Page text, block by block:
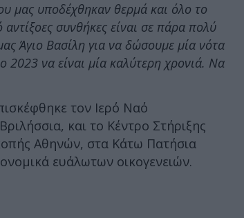
μας υποδέχθηκαν θερμά και όλο το
συνθήκες είναι σε πάρα πολύ
Άγιο Βασίλη για να δώσουμε μία νότα
2023 να είναι μία καλύτερη χρονιά. Να
τον Ιερό Ναό
και το Κέντρο Στήριξης
Αθηνών, στα Κάτω Πατήσια
ευάλωτων οικογενειών.